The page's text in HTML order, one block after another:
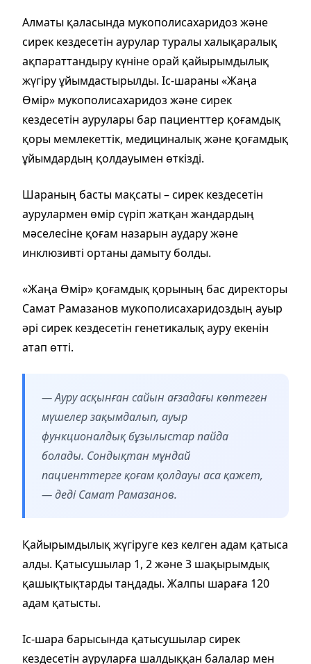
Алматы қаласында мукополисахаридоз және
сирек кездесетін аурулар туралы халықаралық
ақпараттандыру күніне орай қайырымдылық
жүгіру ұйымдастырылды. Іс-шараны «Жаңа
Өмір» мукополисахаридоз және сирек
кездесетін аурулары бар пациенттер қоғамдық
қоры мемлекеттік, медициналық және қоғамдық
ұйымдардың қолдауымен өткізді.
Шараның басты мақсаты – сирек кездесетін
аурулармен өмір сүріп жатқан жандардың
мәселесіне қоғам назарын аудару және
инклюзивті ортаны дамыту болды.
«Жаңа Өмір» қоғамдық қорының бас директоры
Самат Рамазанов мукополисахаридоздың ауыр
әрі сирек кездесетін генетикалық ауру екенін
атап өтті.
— Ауру асқынған сайын ағзадағы көптеген
мүшелер зақымдалып, ауыр
функционалдық бұзылыстар пайда
болады. Сондықтан мұндай
пациенттерге қоғам қолдауы аса қажет,
— деді Самат Рамазанов.
Қайырымдылық жүгіруге кез келген адам қатыса
алды. Қатысушылар 1, 2 және 3 шақырымдық
қашықтықтарды таңдады. Жалпы шараға 120
адам қатысты.
Іс-шара барысында қатысушылар сирек
кездесетін ауруларға шалдыққан балалар мен